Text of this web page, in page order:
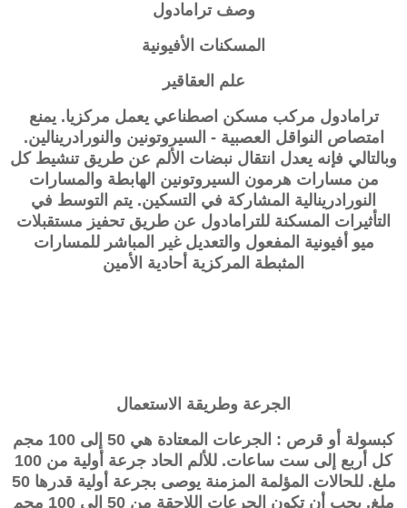
وصف ترامادول
المسكنات الأفيونية
علم العقاقير
ترامادول مركب مسكن اصطناعي يعمل مركزيا. يمنع
امتصاص النواقل العصبية - السيروتونين والنورادرينالين.
وبالتالي فإنه يعدل انتقال نبضات الألم عن طريق تنشيط كل
من مسارات هرمون السيروتونين الهابطة والمسارات
النورادرينالية المشاركة في التسكين. يتم التوسط في
التأثيرات المسكنة للترامادول عن طريق تحفيز مستقبلات
ميو أفيونية المفعول والتعديل غير المباشر للمسارات
المثبطة المركزية أحادية الأمين
الجرعة وطريقة الاستعمال
كبسولة أو قرص : الجرعات المعتادة هي 50 إلى 100 مجم
كل أربع إلى ست ساعات. للألم الحاد جرعة أولية من 100
ملغ. للحالات المؤلمة المزمنة يوصى بجرعة أولية قدرها 50
ملغ. يجب أن تكون الجرعات اللاحقة من 50 إلى 100 مجم